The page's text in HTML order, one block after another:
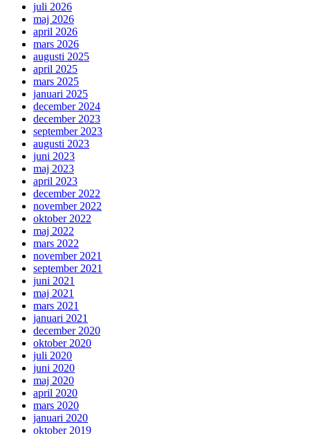
juli 2026
maj 2026
april 2026
mars 2026
augusti 2025
april 2025
mars 2025
januari 2025
december 2024
december 2023
september 2023
augusti 2023
juni 2023
maj 2023
april 2023
december 2022
november 2022
oktober 2022
maj 2022
mars 2022
november 2021
september 2021
juni 2021
maj 2021
mars 2021
januari 2021
december 2020
oktober 2020
juli 2020
juni 2020
maj 2020
april 2020
mars 2020
januari 2020
oktober 2019